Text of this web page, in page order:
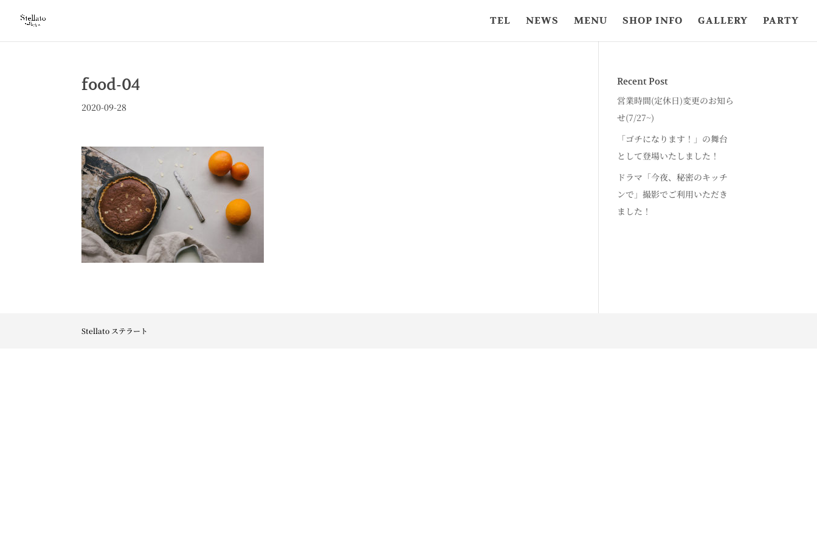
TEL NEWS MENU SHOP INFO GALLERY PARTY
food-04
2020-09-28
Recent Post
営業時間(定休日)変更のお知ら
せ(7/27~)
「ゴチになります！」の舞台
として登場いたしました！
ドラマ「今夜、秘密のキッチ
ンで」撮影でご利用いただき
ました！
Stellato ステラート